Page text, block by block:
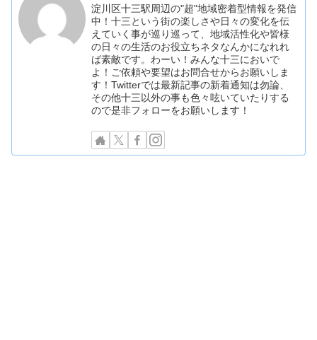
淀川区十三駅周辺の"超"地域密着型情報を発信
中！十三という街の楽しさや日々の変化を伝
えていく事が巡り巡って、地域活性化や皆様
の日々の生活のお役立ちネタなんかになれれ
ば素敵です。わーい！みんな十三においで
よ！ご依頼や要望はお問合せからお願いしま
す！Twitterでは最新記事の新着通知は勿論、
その他十三以外の事も色々呟いていたりする
ので是非フォローをお願いします！